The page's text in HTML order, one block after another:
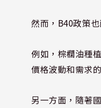
然而，B40政策
例如，棕櫚油種
價格波動和需求
另一方面，隨著